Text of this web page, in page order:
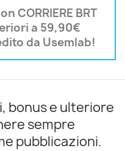
CORRIERE BRT
a 59,90€
da Usemlab!
bonus e ulteriore
sempre
pubblicazioni.